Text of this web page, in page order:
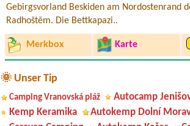
Gebirgsvorland Beskiden am Nordostenrand
Radhoštěm. Die Bettkapazi..
Merkbox Karte
🌞 Unser Tip
Camping Vranovská pláž
Autocamp
Kemp Keramika
Autokemp Dolní